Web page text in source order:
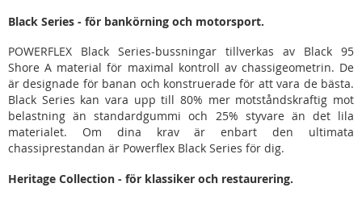
Black Series - för bankörning och motorsport.
POWERFLEX Black Series-bussningar tillverkas av Black 95
Shore A material för maximal kontroll av chassigeometrin. De
är designade för banan och konstruerade för att vara de bästa.
Black Series kan vara upp till 80% mer motståndskraftig mot
belastning än standardgummi och 25% styvare än det lila
materialet. Om dina krav är enbart den ultimata
chassiprestandan är Powerflex Black Series för dig.
Heritage Collection - för klassiker och restaurering.